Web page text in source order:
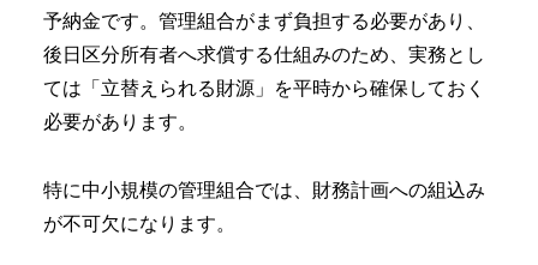
予納金です。管理組合がまず負担する必要があり、
後日区分所有者へ求償する仕組みのため、実務とし
ては「立替えられる財源」を平時から確保しておく
必要があります。
特に中小規模の管理組合では、財務計画への組込み
が不可欠になります。